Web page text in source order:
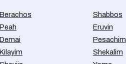
Berachos
Peah
Demai
Kilayim
Shabbos
Eruvin
Pesachim
Shekalim